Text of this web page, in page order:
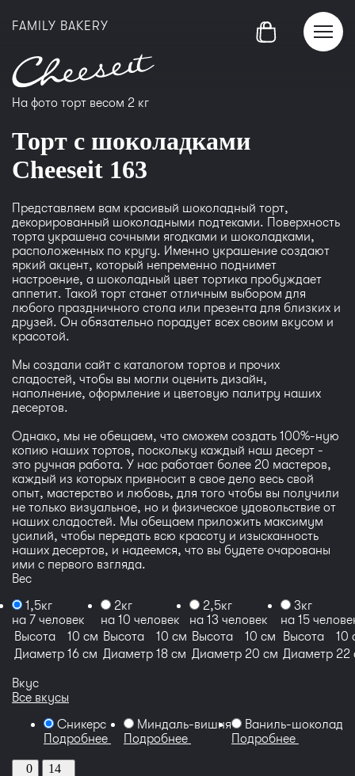
FAMILY BAKERY
На фото торт весом 2 кг
Торт с шоколадками
Сheeseit 163
Представляем вам красивый шоколадный торт,
декорированный шоколадными подтеками. Поверхность
торта украшена сочными ягодками и шоколадками,
расположенных по кругу. Именно украшение создают
яркий акцент, который непременно поднимет
настроение, а шоколадный цвет тортика пробуждает
аппетит. Такой торт станет отличным выбором для
любого праздничного стола или презента для близких и
друзей. Он обязательно порадует всех своим вкусом и
красотой.
Мы создали сайт с каталогом тортов и прочих
сладостей, чтобы вы могли оценить дизайн,
наполнение, оформление и цветовую палитру наших
десертов.
Однако, мы не обещаем, что сможем создать 100%-ную
копию наших тортов, поскольку каждый наш десерт -
это ручная работа. У нас работает более 20 мастеров,
каждый из которых привносит в свое дело весь свой
опыт, мастерство и любовь, для того чтобы вы получили
не только визуальное, но и физическое удовольствие от
наших сладостей. Мы обещаем приложить максимум
усилий, чтобы передать всю красоту и изысканность
наших десертов, и надеемся, что вы будете очарованы
ими с первого взгляда.
Вес
1,5кг
на 7 человек
Высота
10 см
Диаметр 16 см
2кг
на 10 человек
Высота
10 см
Диаметр 18 см
2,5кг
на 13 человек
Высота
10 см
Диаметр 20 см
3кг
на 15
Высота
10
Диаметр 22
Вкус
Все вкусы
Сникерс
Подробнее
Миндаль-вишня
Подробнее
Ваниль-
Подробнее
0 14